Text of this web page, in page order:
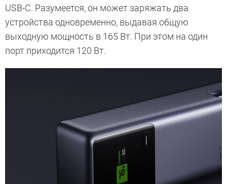
USB-C. Разумеется, он может заряжать два
устройства одновременно, выдавая общую
выходную мощность в 165 Вт. При этом на один
порт приходится 120 Вт.